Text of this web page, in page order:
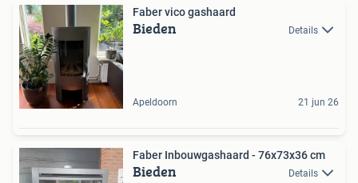
Faber vico gashaard
Bieden Details
Apeldoorn 21 jun 26
Faber Inbouwgashaard - 76x73x36 cm
Bieden Details